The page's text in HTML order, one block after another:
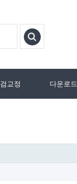
검교정 다운로드